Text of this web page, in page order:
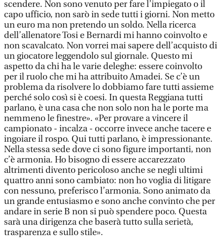
scendere. Non sono venuto per fare l’impiegato o il
capo ufficio, non sarò in sede tutti i giorni. Non metto
un euro ma non pretendo un soldo. Nella ricerca
dell’allenatore Tosi e Bernardi mi hanno coinvolto e
non scavalcato. Non vorrei mai sapere dell’acquisto di
un giocatore leggendolo sul giornale. Questo mi
aspetto da chi ha le varie deleghe: essere coinvolto
per il ruolo che mi ha attribuito Amadei. Se c’è un
problema da risolvere lo dobbiamo fare tutti assieme
perché solo così si è coesi. In questa Reggiana tutti
parlano, è una casa che non solo non ha le porte ma
nemmeno le finestre». «Per provare a vincere il
campionato - incalza - occorre invece anche tacere e
ingoiare il rospo. Qui tutti parlano, è impressionante.
Nella stessa sede dove ci sono figure importanti, non
c’è armonia. Ho bisogno di essere accarezzato
altrimenti divento pericoloso anche se negli ultimi
quattro anni sono cambiato: non ho voglia di litigare
con nessuno, preferisco l’armonia. Sono animato da
un grande entusiasmo e sono anche convinto che per
andare in serie B non si può spendere poco. Questa
sarà una dirigenza che baserà tutto sulla serietà,
trasparenza e sullo stile».